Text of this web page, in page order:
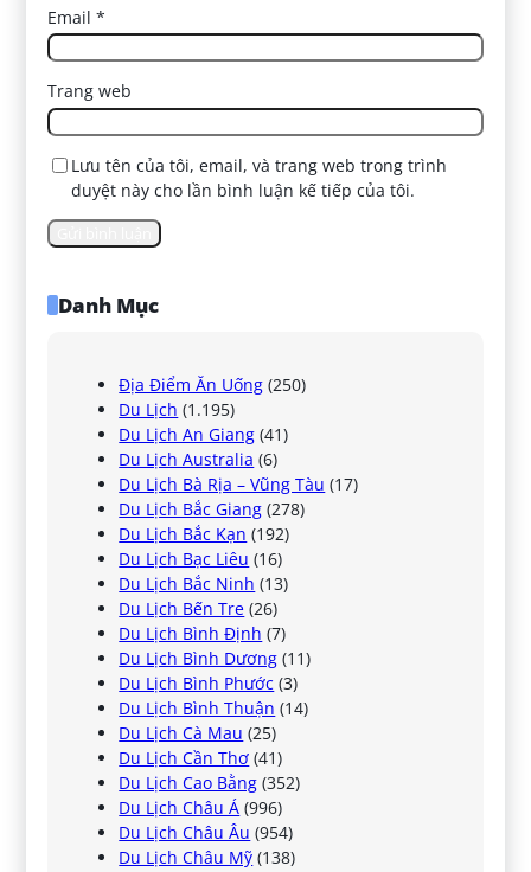
Email*
Trang web
Lưu tên của tôi, email, và trang web trong trình
duyệt này cho lần bình luận kế tiếp của tôi.
Danh Mục
Địa Điểm Ăn Uống (250)
Du Lịch (1.195)
Du Lịch An Giang (41)
Du Lịch Australia (6)
Du Lịch Bà Rịa – Vũng Tàu (17)
Du Lịch Bắc Giang (278)
Du Lịch Bắc Kạn (192)
Du Lịch Bạc Liêu (16)
Du Lịch Bắc Ninh (13)
Du Lịch Bến Tre (26)
Du Lịch Bình Định (7)
Du Lịch Bình Dương (11)
Du Lịch Bình Phước (3)
Du Lịch Bình Thuận (14)
Du Lịch Cà Mau (25)
Du Lịch Cần Thơ (41)
Du Lịch Cao Bằng (352)
Du Lịch Châu Á (996)
Du Lịch Châu Âu (954)
Du Lịch Châu Mỹ (138)